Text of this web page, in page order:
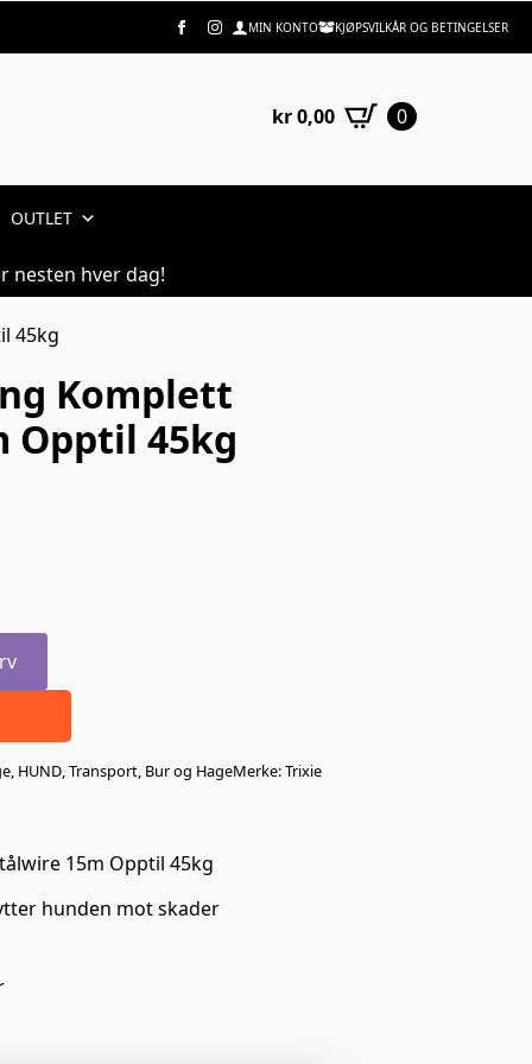
MIN KONTO KJØPSVILKÅR OG BETINGELSER
kr0,00 0
OUTLET
nesten hver dag!
45kg
Komplett
Opptil 45kg
, HUND,Transport, Bur og HageMerke:Trixie
15m Opptil 45kg
hunden mot skader